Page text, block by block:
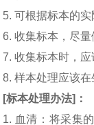
5. 可根据标本的
6. 收集标本，尽
7. 收集标本时，
8. 样本处理应该在
[标本处理办法]：
1. 血清：将采集